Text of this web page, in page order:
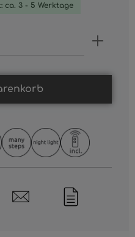
ca. 3 - 5 Werktage
den